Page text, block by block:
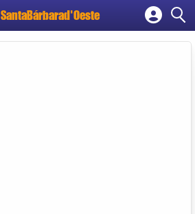
SantaBárbarad'Oeste
Cadastrar empresa